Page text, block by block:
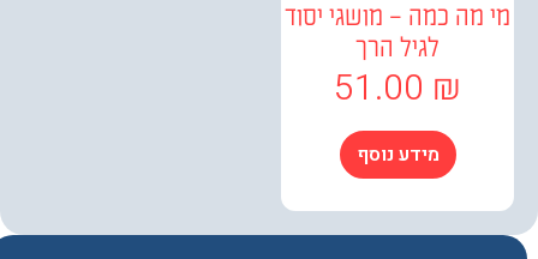
כמה – מושגי יסוד
לגיל הרך
51.00
מידע נוסף